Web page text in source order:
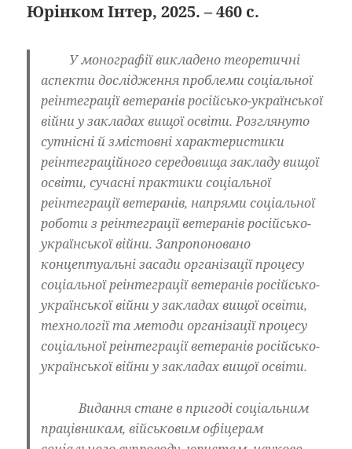
Юрінком Інтер, 2025. – 460 с.
У монографії викладено теоретичні
аспекти дослідження проблеми соціальної
реінтеграції ветеранів російсько-української
війни у закладах вищої освіти. Розглянуто
сутнісні й змістовні характеристики
реінтеграційного середовища закладу вищої
освіти, сучасні практики соціальної
реінтеграції ветеранів, напрями соціальної
роботи з реінтеграції ветеранів російсько-
української війни. Запропоновано
концептуальні засади організації процесу
соціальної реінтеграції ветеранів російсько-
української війни у закладах вищої освіти,
технології та методи організації процесу
соціальної реінтеграції ветеранів російсько-
української війни у закладах вищої освіти.
Видання стане в пригоді соціальним
працівникам, військовим офіцерам